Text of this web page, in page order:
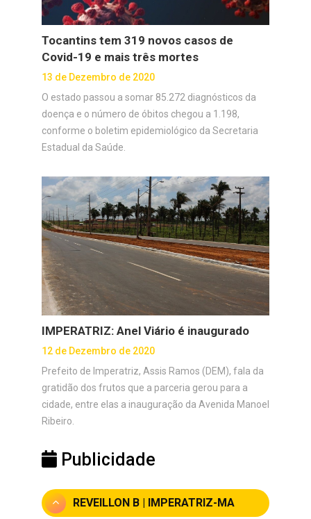
Tocantins tem 319 novos casos de
Covid-19 e mais três mortes
13 de Dezembro de 2020
O estado passou a somar 85.272 diagnósticos da
doença e o número de óbitos chegou a 1.198,
conforme o boletim epidemiológico da Secretaria
Estadual da Saúde.
IMPERATRIZ: Anel Viário é inaugurado
12 de Dezembro de 2020
Prefeito de Imperatriz, Assis Ramos (DEM), fala da
gratidão dos frutos que a parceria gerou para a
cidade, entre elas a inauguração da Avenida Manoel
Ribeiro.
Publicidade
REVEILLON B | IMPERATRIZ-MA